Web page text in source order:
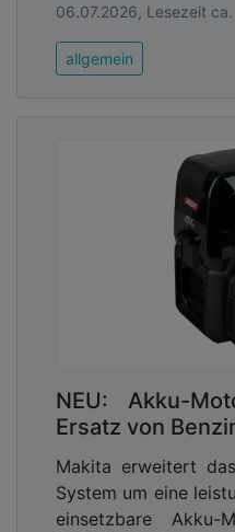
06.07.2026, Lesezeit
allgemein
NEU: Akku-
Ersatz von
Makita erweitert
System um eine
einsetzbare Akku-